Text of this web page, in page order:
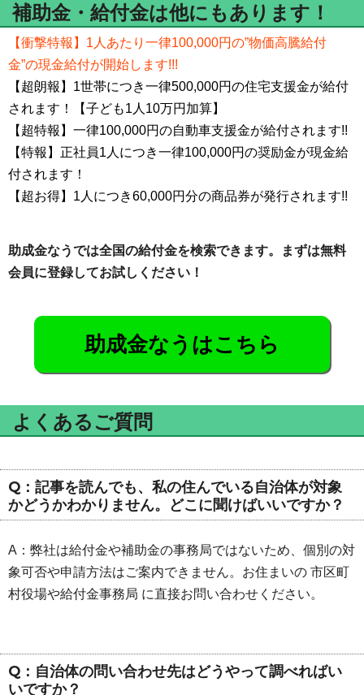
補助金・給付金は他にもあります！
【衝撃特報】1人あたり一律100,000円の”物価高騰給付
金”の現金給付が開始します!!!
【超朗報】1世帯につき一律500,000円の住宅支援金が給付
されます！【子ども1人10万円加算】
【超特報】一律100,000円の自動車支援金が給付されます!!
【特報】正社員1人につき一律100,000円の奨励金が現金給
付されます！
【超お得】1人につき60,000円分の商品券が発行されます!!
助成金なうでは全国の給付金を検索できます。まずは無料
会員に登録してお試しください！
助成金なうはこちら
よくあるご質問
Q：記事を読んでも、私の住んでいる自治体が対象
かどうかわかりません。どこに聞けばいいですか？
A：弊社は給付金や補助金の事務局ではないため、個別の対
象可否や申請方法はご案内できません。お住まいの 市区町
村役場や給付金事務局 に直接お問い合わせください。
Q：自治体の問い合わせ先はどうやって調べればい
いですか？